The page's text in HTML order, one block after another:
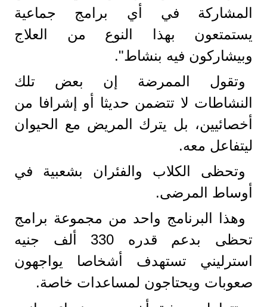
المشاركة في أي برامج جماعية
يستمتعون بهذا النوع من العلاج
وبيشاركون فيه بنشاط".
وتقول الممرضة إن بعض تلك
النشاطات لا تتضمن حديثا أو إشرافا من
أخصائيين، بل يترك المريض مع الحيوان
ليتفاعل معه.
وتحظى الكلاب والفئران بشعبية في
أوساط المرضى.
وهذا البرنامج واحد من مجموعة برامج
تحظى بدعم قدره 330 ألف جنيه
استرليني تستهدف أشخاصا يواجهون
صعوبات ويحتاجون لمساعدات خاصة.